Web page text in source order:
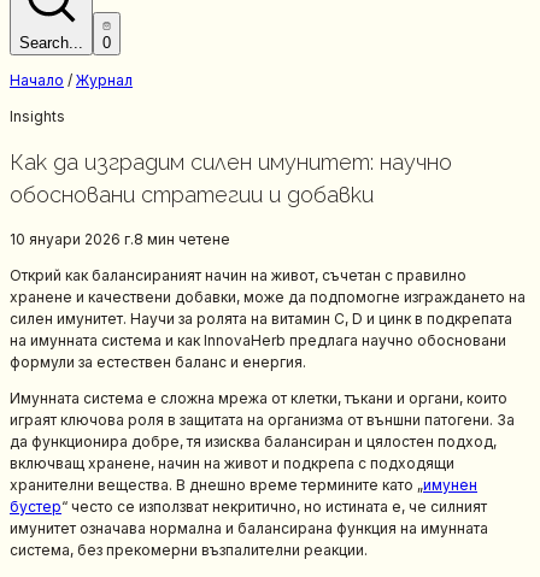
Search... 0
Начало / Журнал
Insights
Как да изградим силен имунитет: научно
обосновани стратегии и добавки
10 януари 2026 г.8 мин четене
Открий как балансираният начин на живот, съчетан с правилно
хранене и качествени добавки, може да подпомогне изграждането на
силен имунитет. Научи за ролята на витамин C, D и цинк в подкрепата
на имунната система и как InnovaHerb предлага научно обосновани
формули за естествен баланс и енергия.
Имунната система е сложна мрежа от клетки, тъкани и органи, които
играят ключова роля в защитата на организма от външни патогени. За
да функционира добре, тя изисква балансиран и цялостен подход,
включващ хранене, начин на живот и подкрепа с подходящи
хранителни вещества. В днешно време термините като „имунен
бустер“ често се използват некритично, но истината е, че силният
имунитет означава нормална и балансирана функция на имунната
система, без прекомерни възпалителни реакции.